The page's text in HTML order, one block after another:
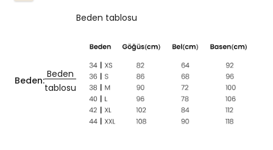
Beden:
Beden
tablosu
Beden tablosu